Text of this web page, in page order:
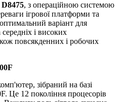
, з операційною системою
ігрової платформи та
варіант для
і високих
повсякденних і робочих
зібраний на базі
Це 12 покоління процесорів